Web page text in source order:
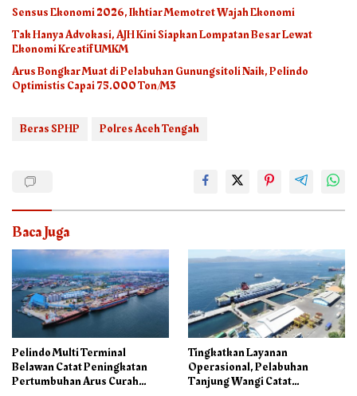
Sensus Ekonomi 2026, Ikhtiar Memotret Wajah Ekonomi
Tak Hanya Advokasi, AJH Kini Siapkan Lompatan Besar Lewat
Ekonomi Kreatif UMKM
Arus Bongkar Muat di Pelabuhan Gunungsitoli Naik, Pelindo
Optimistis Capai 75.000 Ton/M3
Beras SPHP Polres Aceh Tengah
Baca Juga
Pelindo Multi Terminal
Belawan Catat Peningkatan
Pertumbuhan Arus Curah
Tingkatkan Layanan
Operasional, Pelabuhan
Tanjung Wangi Catat